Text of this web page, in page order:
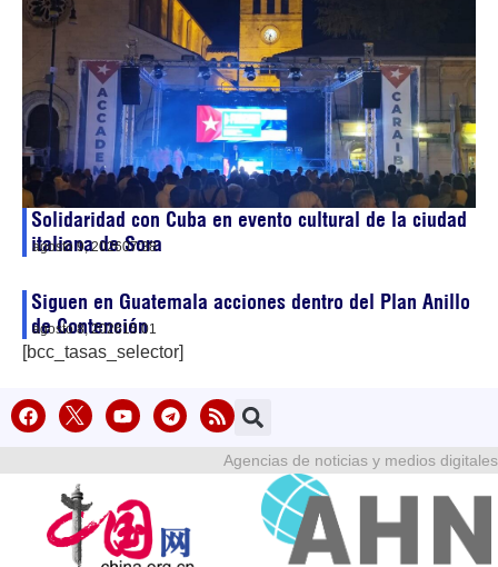
Solidaridad con Cuba en evento cultural de la ciudad
italiana de Sora
agosto 9, 202607:38
Siguen en Guatemala acciones dentro del Plan Anillo
de Contención
agosto 8, 202615:01
[bcc_tasas_selector]
Agencias de noticias y medios digitales